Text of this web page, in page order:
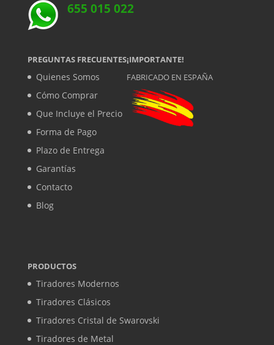
655 015 022
PREGUNTAS FRECUENTES
Quienes Somos
Cómo Comprar
Que Incluye el Precio
Forma de Pago
Plazo de Entrega
Garantías
Contacto
Blog
¡IMPORTANTE!
FABRICADO EN ESPAÑA
PRODUCTOS
Tiradores Modernos
Tiradores Clásicos
Tiradores Cristal de Swarovski
Tiradores de Metal